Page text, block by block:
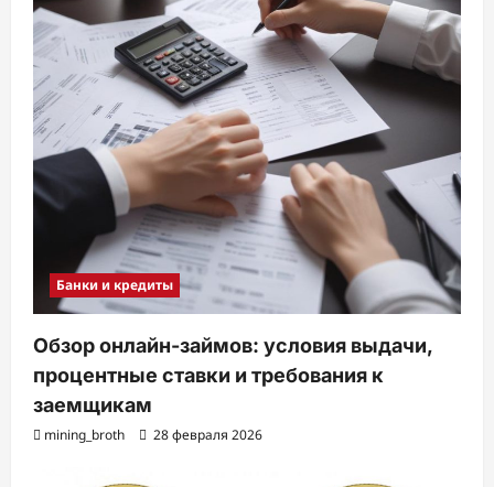
Банки и кредиты
Обзор онлайн-займов: условия выдачи,
процентные ставки и требования к
заемщикам
mining_broth 28 февраля 2026